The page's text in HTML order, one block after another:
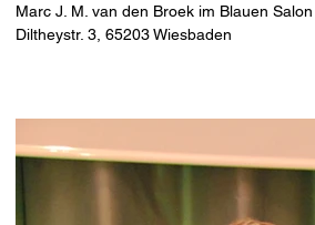
Marc J. M. van den Broek im Blauen Salon
Diltheystr. 3, 65203 Wiesbaden